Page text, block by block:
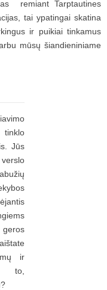
remiant Tarptautines
tai ypatingai skatina
ir puikiai tinkamus
mūsų šiandieniniame
tinklo
Jūs
ir
to,